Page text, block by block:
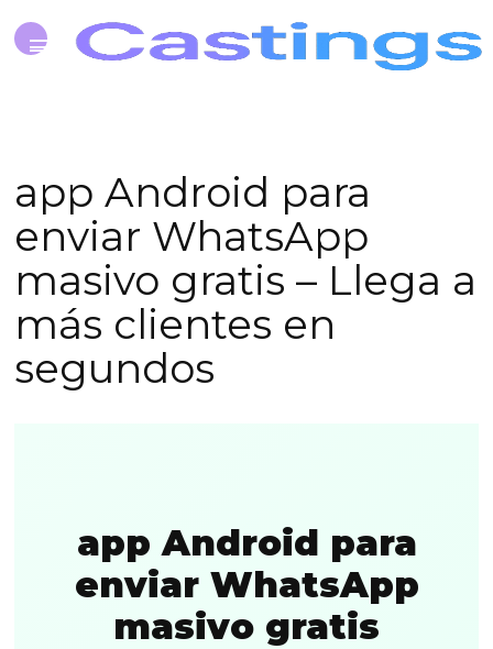
app Android para
enviar WhatsApp
masivo gratis – Llega a
más clientes en
segundos
app Android para
enviar WhatsApp
masivo gratis